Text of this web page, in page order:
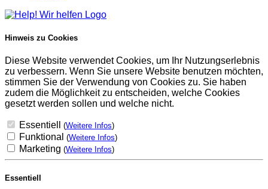
Hinweis zu Cookies
Diese Website verwendet Cookies, um Ihr Nutzungserlebnis
zu verbessern. Wenn Sie unsere Website benutzen möchten,
stimmen Sie der Verwendung von Cookies zu. Sie haben
zudem die Möglichkeit zu entscheiden, welche Cookies
gesetzt werden sollen und welche nicht.
Essentiell (Weitere Infos)
Funktional (Weitere Infos)
Marketing (Weitere Infos)
Essentiell